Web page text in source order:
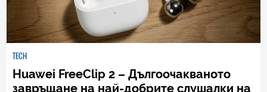
TECH
Huawei FreeClip 2 – Дългоочакваното
завръщане на най-добрите слушалки на